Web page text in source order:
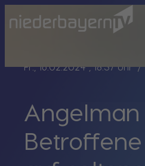
Fr., 16.02.2024, 18:37 Uhr /